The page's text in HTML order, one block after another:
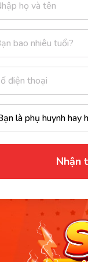
Nhận
cùng Monkey
bài viết được
trước. Quý
các kênh
đơn vị liên quan